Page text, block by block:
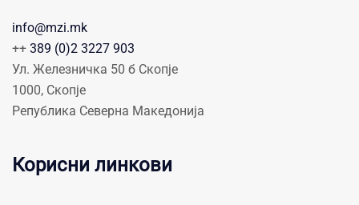
info@mzi.mk
++ 389 (0)2 3227 903
Ул. Железничка 50 б Скопје
1000, Скопје
Република Северна Македонија
Корисни линкови